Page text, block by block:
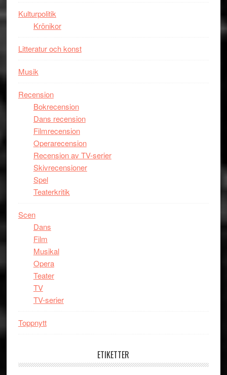
Kulturpolitik
Krönikor
Litteratur och konst
Musik
Recension
Bokrecension
Dans recension
Filmrecension
Operarecension
Recension av TV-serier
Skivrecensioner
Spel
Teaterkritik
Scen
Dans
Film
Musikal
Opera
Teater
TV
TV-serier
Toppnytt
ETIKETTER